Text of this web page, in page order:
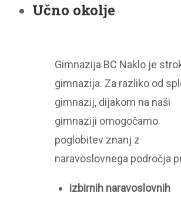
Učno okolje
Gimnazija BC Naklo je
gimnazija. Za razliko od
gimnazij, dijakom na naši
gimnaziji omogočamo
poglobitev znanj z
naravoslovnega področja
izbirnih naravoslovnih